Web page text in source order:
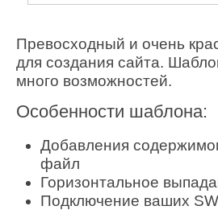
Превосходный и очень
для создания сайта.
много возможностей.
Особенности шаблона:
Добавления
файл
Горизонтальное
Подключение ваших